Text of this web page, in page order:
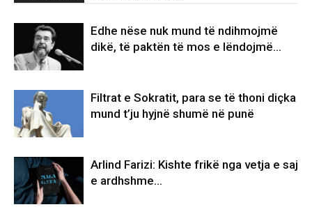
Edhe nëse nuk mund të ndihmojmë
dikë, të paktën të mos e lëndojmë…
Filtrat e Sokratit, para se të thoni diçka
mund t’ju hyjnë shumë në punë
Arlind Farizi: Kishte frikë nga vetja e saj
e ardhshme…